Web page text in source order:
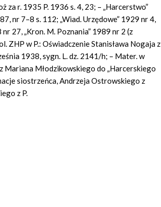
za r. 1935 P. 1936 s. 4, 23; – „Harcerstwo”
nr 7–8 s. 112; „Wiad. Urzędowe” 1929 nr 4,
27, „Kron. M. Poznania” 1989 nr 2 (z
ZHP w P.: Oświadczenie Stanisława Nogaja z
1938, sygn. L. dz. 2141/h; – Mater. w
Mariana Młodzikowskiego do „Harcerskiego
siostrzeńca, Andrzeja Ostrowskiego z
z P.